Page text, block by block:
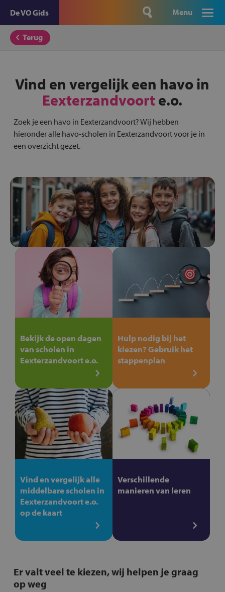
De VO Gids Menu
Terug
Vind en vergelijk een havo in
Eexterzandvoort e.o.
Zoek je een havo in Eexterzandvoort? Wij hebben
hieronder alle havo-scholen in Eexterzandvoort voor je in
een overzicht gezet.
Bekijk de open dagen
van scholen in
Eexterzandvoort e.o.
Hulp nodig bij het
kiezen? Gebruik het
stappenplan
Vind en vergelijk alle
middelbare scholen in
Eexterzandvoort e.o.
op de kaart
Verschillende
manieren van leren
Er valt veel te kiezen, wij helpen je graag
op weg